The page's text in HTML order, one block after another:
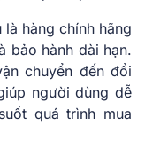
hàng chính hãng
bảo hành dài hạn.
chuyển đến đổi
người dùng dễ
quá trình mua